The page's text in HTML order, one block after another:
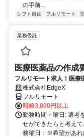
の手前...
シフト自由 フルリモート
業務委託
医療医薬品の作成
フルリモート求人！医療
株式会社EdgeX
フルリモート
時給3,000円以上
勤務時間・曜日: 選考
せができたらと考え
務曜日：※希望があれ